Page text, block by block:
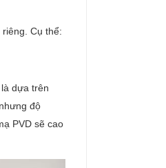
Cụ thể:
dựa trên
độ
PVD sẽ cao